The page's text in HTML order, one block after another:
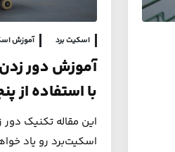
اسکیت برد آموزش
آموزش دور
با استفاده از
این مقاله تکنیک دور
اسکیت‌برد رو یاد